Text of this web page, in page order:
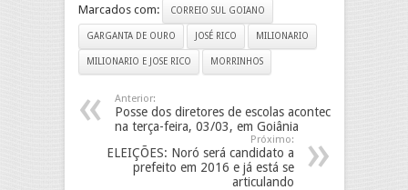
Marcados com: CORREIO SUL GOIANO
GARGANTA DE OURO JOSÉ RICO MILIONARIO
MILIONARIO E JOSE RICO MORRINHOS
Anterior:
Posse dos diretores de escolas acontece
na terça-feira, 03/03, em Goiânia
Próximo:
ELEIÇÕES: Noró será candidato a
prefeito em 2016 e já está se
articulando